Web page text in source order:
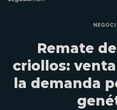
Remate
criollos:
la demanda